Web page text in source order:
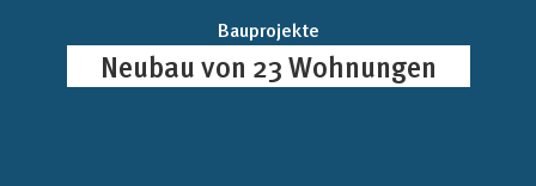
Bauprojekte
Neubau von 23 Wohnungen